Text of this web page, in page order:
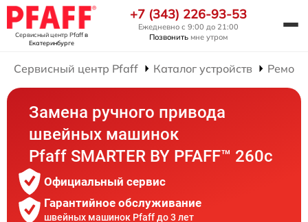
Сервисный центр Pfaffв
Екатеринбурге
+7 (343) 226-93-53
Ежедневно с 9:00 до 21:00
Позвонить мне утром
Сервисный центр Pfaff Каталог устройств
Замена ручного привода
швейных машинок
Pfaff SMARTER BY PFAFF™ 260c
Официальный сервис
Гарантийное обслуживание
швейных машинок Pfaff до 3 лет